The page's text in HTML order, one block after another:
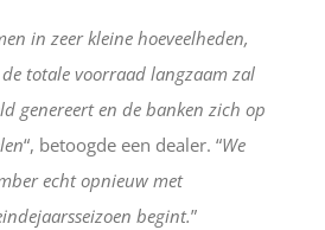
in zeer kleine hoeveelheden,
totale voorraad langzaam zal
genereert en de banken zich op
“, betoogde een dealer. “We
echt opnieuw met
begint.”